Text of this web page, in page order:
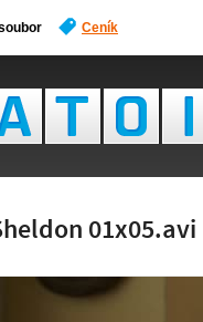
Ceník
01x05.avi